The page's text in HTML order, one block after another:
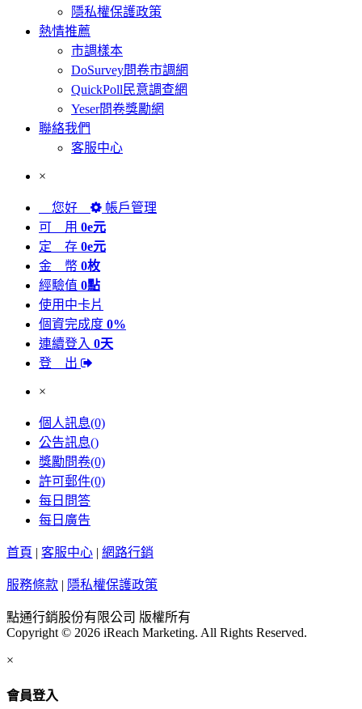
隱私權保護政策
熱情推薦
市調樣本
DoSurvey問卷市調網
QuickPoll民意調查網
Yeser問卷獎勵網
聯絡我們
客服中心
×
您好
帳戶管理
可 用 0e元
定 存 0e元
金 幣 0枚
經驗值 0點
使用中卡片
個資完成度 0%
連續登入 0天
登 出
×
個人訊息(0)
公告訊息()
獎勵問卷(0)
許可郵件(0)
每日問答
每日廣告
首頁 | 客服中心 | 網路行銷
服務條款 | 隱私權保護政策
點通行銷股份有限公司 版權所有
Copyright © 2026 iReach Marketing. All Rights Reserved.
×
會員登入